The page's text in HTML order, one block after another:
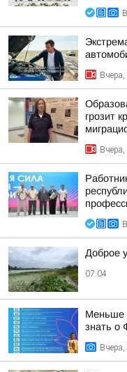
грозит
Доброе
07:04
Меньше
знать о